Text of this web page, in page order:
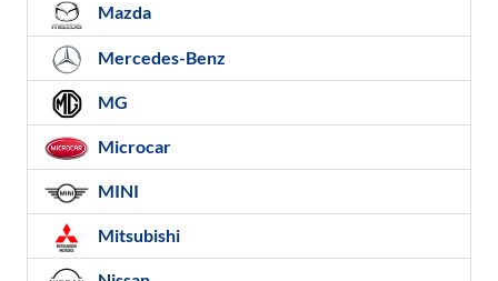
Mazda
Mercedes-Benz
MG
Microcar
MINI
Mitsubishi